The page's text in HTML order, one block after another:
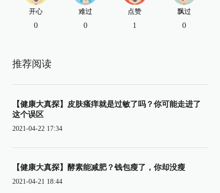
开心
0
难过
0
点赞
1
飘过
0
推荐阅读
【健康大真探】皮肤瘙痒就是过敏了吗？你可能走进了
这个误区
2021-04-22 17:34
【健康大真探】酵素能减肥？钱包瘦了，你却没瘦
2021-04-21 18:44